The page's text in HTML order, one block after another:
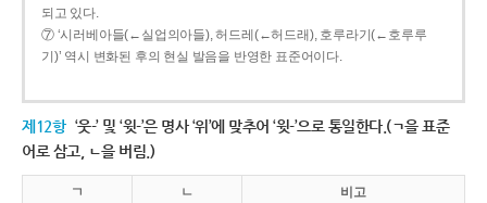
되고 있다.
⑦ ‘시러베아들(←실업의아들), 허드레(←허드래), 호루라기(←호루루
기)’ 역시 변화된 후의 현실 발음을 반영한 표준어이다.
제12항 ‘웃-’ 및 ‘윗-’은 명사 ‘위’에 맞추어 ‘윗-’으로 통일한다.(ㄱ을 표준
어로 삼고, ㄴ을 버림.)
ㄱ ㄴ 비고